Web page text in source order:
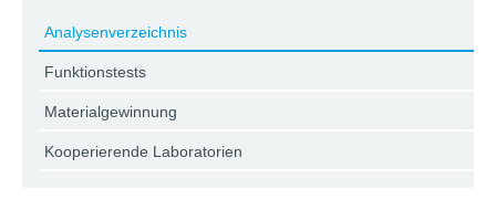
Analysenverzeichnis
Funktionstests
Materialgewinnung
Kooperierende Laboratorien